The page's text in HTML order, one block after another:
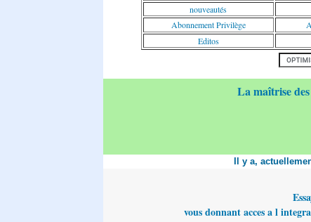
nouveautés
Abonnement Privilège
Editos
La maîtrise
Il y a,
vous donnant acces a l